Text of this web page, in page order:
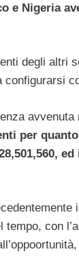
e Nigeria
degli altri
per
tempo, con